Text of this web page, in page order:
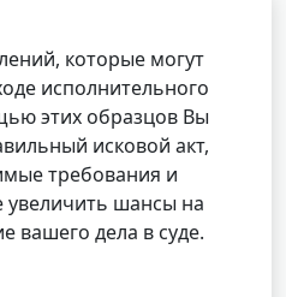
которые могут
исполнительного
этих образцов Вы
исковой акт,
требования и
увеличить шансы на
вашего дела в суде.